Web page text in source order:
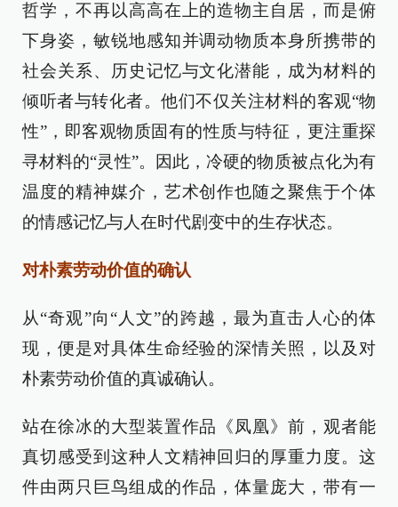
哲学，不再以高高在上的造物主自居，而是俯
下身姿，敏锐地感知并调动物质本身所携带的
社会关系、历史记忆与文化潜能，成为材料的
倾听者与转化者。他们不仅关注材料的客观“物
性”，即客观物质固有的性质与特征，更注重探
寻材料的“灵性”。因此，冷硬的物质被点化为有
温度的精神媒介，艺术创作也随之聚焦于个体
的情感记忆与人在时代剧变中的生存状态。
对朴素劳动价值的确认
从“奇观”向“人文”的跨越，最为直击人心的体
现，便是对具体生命经验的深情关照，以及对
朴素劳动价值的真诚确认。
站在徐冰的大型装置作品《凤凰》前，观者能
真切感受到这种人文精神回归的厚重力度。这
件由两只巨鸟组成的作品，体量庞大，带有一